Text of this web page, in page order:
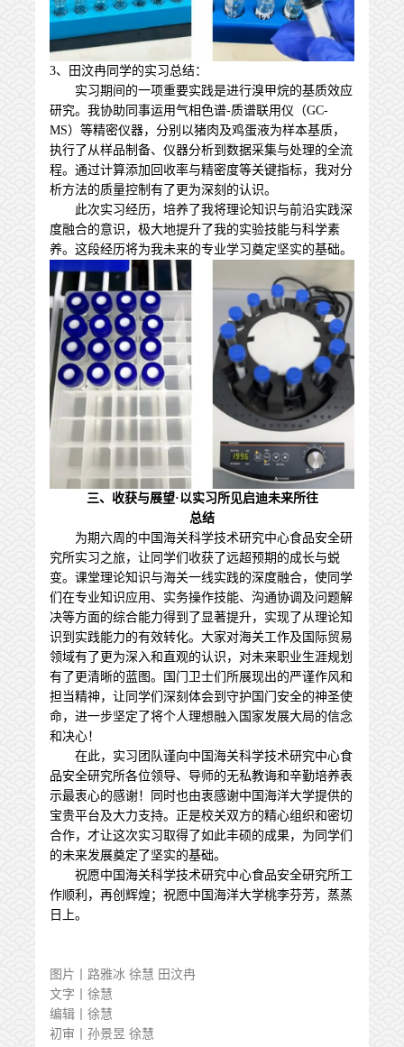
3、田汶冉同学的实习总结：
实习期间的一项重要实践是进行溴甲烷的基质效应
研究。我协助同事运用气相色谱-质谱联用仪（GC-
MS）等精密仪器，分别以猪肉及鸡蛋液为样本基质，
执行了从样品制备、仪器分析到数据采集与处理的全流
程。通过计算添加回收率与精密度等关键指标，我对分
析方法的质量控制有了更为深刻的认识。
此次实习经历，培养了我将理论知识与前沿实践深
度融合的意识，极大地提升了我的实验技能与科学素
养。这段经历将为我未来的专业学习奠定坚实的基础。
三、收获与展望·以实习所见启迪未来所往
总结
为期六周的中国海关科学技术研究中心食品安全研
究所实习之旅，让同学们收获了远超预期的成长与蜕
变。课堂理论知识与海关一线实践的深度融合，使同学
们在专业知识应用、实务操作技能、沟通协调及问题解
决等方面的综合能力得到了显著提升，实现了从理论知
识到实践能力的有效转化。大家对海关工作及国际贸易
领域有了更为深入和直观的认识，对未来职业生涯规划
有了更清晰的蓝图。国门卫士们所展现出的严谨作风和
担当精神，让同学们深刻体会到守护国门安全的神圣使
命，进一步坚定了将个人理想融入国家发展大局的信念
和决心！
在此，实习团队谨向中国海关科学技术研究中心食
品安全研究所各位领导、导师的无私教诲和辛勤培养表
示最衷心的感谢！同时也由衷感谢中国海洋大学提供的
宝贵平台及大力支持。正是校关双方的精心组织和密切
合作，才让这次实习取得了如此丰硕的成果，为同学们
的未来发展奠定了坚实的基础。
祝愿中国海关科学技术研究中心食品安全研究所工
作顺利，再创辉煌；祝愿中国海洋大学桃李芬芳，蒸蒸
日上。
图片丨路雅冰 徐慧 田汶冉
文字丨徐慧
编辑丨徐慧
初审丨孙景昱 徐慧